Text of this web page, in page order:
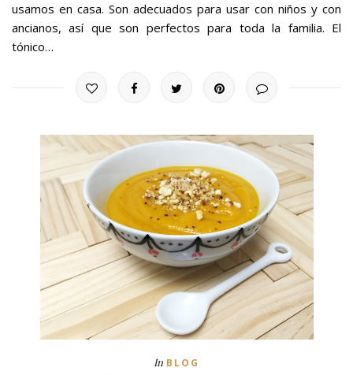
usamos en casa. Son adecuados para usar con niños y con
ancianos, así que son perfectos para toda la familia. El
tónico…
In BLOG